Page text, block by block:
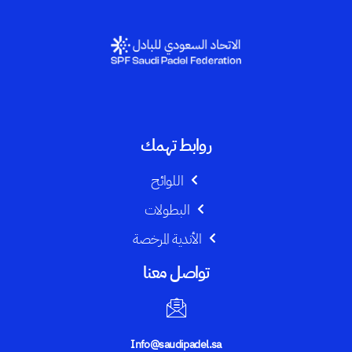
روابط تهمك
اللوائح
البطولات
الأندية المرخصة
تواصل معنا
Info@saudipadel.sa